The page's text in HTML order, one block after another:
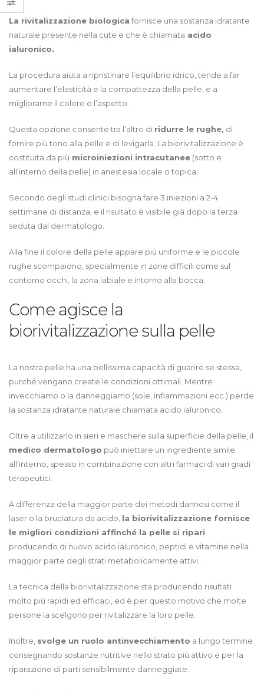
La rivitalizzazione biologica fornisce una sostanza idratante
naturale presente nella cute e che è chiamata acido
ialuronico.
La procedura aiuta a ripristinare l’equilibrio idrico, tende a far
aumentare l’elasticità e la compattezza della pelle, e a
migliorarne il colore e l’aspetto.
Questa opzione consente tra l’altro di ridurre le rughe, di
fornire più tono alla pelle e di levigarla. La biorivitalizzazione è
costituita da più microiniezioni intracutanee (sotto e
all’interno della pelle) in anestesia locale o topica.
Secondo degli studi clinici bisogna fare 3 iniezioni a 2-4
settimane di distanza, e il risultato è visibile già dopo la terza
seduta dal dermatologo.
Alla fine il colore della pelle appare più uniforme e le piccole
rughe scompaiono, specialmente in zone difficili come sul
contorno occhi, la zona labiale e intorno alla bocca.
Come agisce la
biorivitalizzazione sulla pelle
La nostra pelle ha una bellissima capacità di guarire se stessa,
purché vengano create le condizioni ottimali. Mentre
invecchiamo o la danneggiamo (sole, infiammazioni ecc.) perde
la sostanza idratante naturale chiamata acido ialuronico.
Oltre a utilizzarlo in sieri e maschere sulla superficie della pelle, il
medico dermatologo può iniettare un ingrediente simile
all’interno, spesso in combinazione con altri farmaci di vari gradi
terapeutici.
A differenza della maggior parte dei metodi dannosi come il
laser o la bruciatura da acido, la biorivitalizzazione fornisce
le migliori condizioni affinché la pelle si ripari
producendo di nuovo acido ialuronico, peptidi e vitamine nella
maggior parte degli strati metabolicamente attivi.
La tecnica della biorivitalizzazione sta producendo risultati
molto più rapidi ed efficaci, ed è per questo motivo che molte
persone la scelgono per rivitalizzare la loro pelle.
Inoltre, svolge un ruolo antinvecchiamento a lungo termine
consegnando sostanze nutritive nello strato più attivo e per la
riparazione di parti sensibilmente danneggiate.